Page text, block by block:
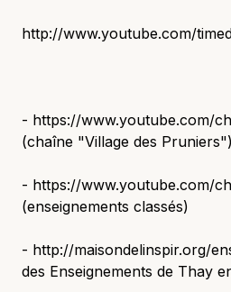
http://www.youtube.com/
- https://www.youtube.com/
(chaîne "Village des Pruniers")
- https://www.youtube.com/
(enseignements classés)
- http://maisondelinspir.org/
des Enseignements de Thay